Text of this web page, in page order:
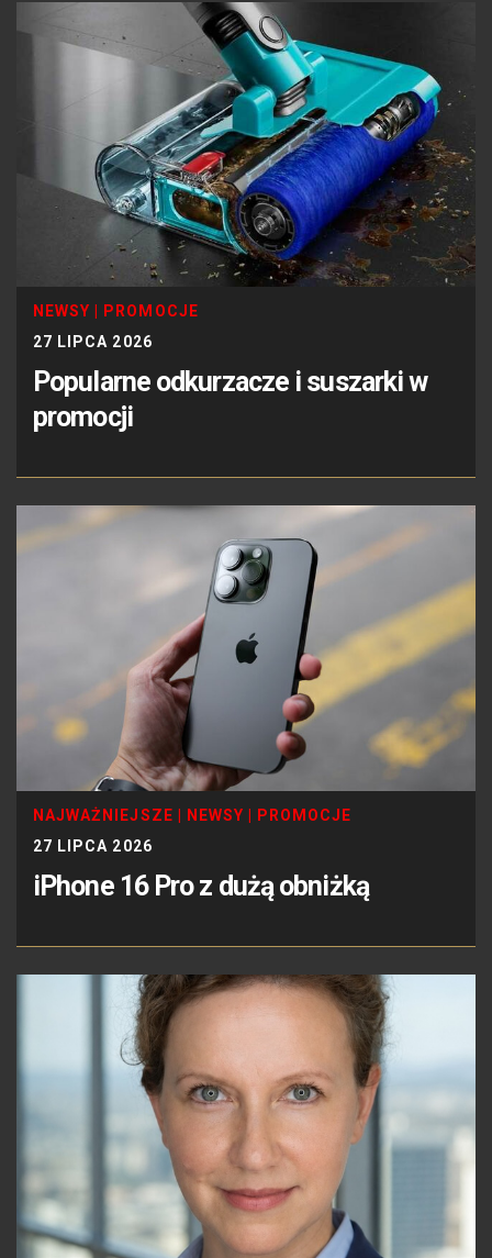
NEWSY
PROMOCJE
27 LIPCA 2026
Popularne odkurzacze i suszarki w
promocji
NAJWAŻNIEJSZE | NEWSY | PROMOCJE
27 LIPCA 2026
iPhone 16 Pro z dużą obniżką